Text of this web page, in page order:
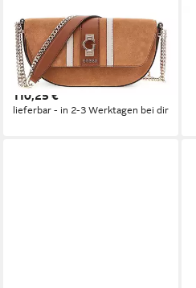
GUESS
Umhängetasche Convertible
Crossbody Flap Bag, aus
echtem Leder
110,25 €
lieferbar - in 2-3 Werktagen bei dir